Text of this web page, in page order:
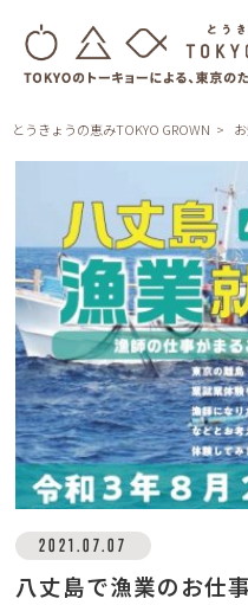
とうきょうの恵みTOKYO GROWN
2021.07.07
八丈島で漁業のお仕